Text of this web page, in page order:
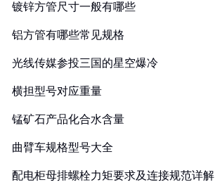
镀锌方管尺寸一般有哪些
铝方管有哪些常见规格
光线传媒参投三国的星空爆冷
横担型号对应重量
锰矿石产品化合水含量
曲臂车规格型号大全
配电柜母排螺栓力矩要求及连接规范详解